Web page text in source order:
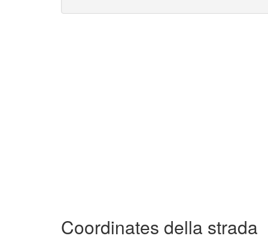
Coordinates della strada